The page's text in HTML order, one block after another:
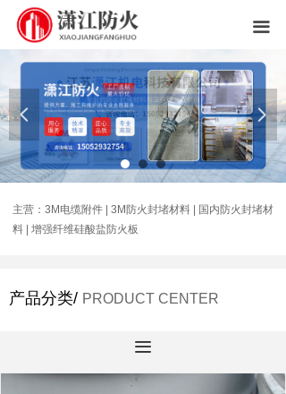
넳 넲
끀
网站首页
公司简介
产品中心
封堵实例
新闻中心
联系我们
主营：3M电缆附件 | 3M防火封堵材料 | 国内防火封堵材
料 | 增强纤维硅酸盐防火板
끀
产品分类/ PRODUCT CENTER